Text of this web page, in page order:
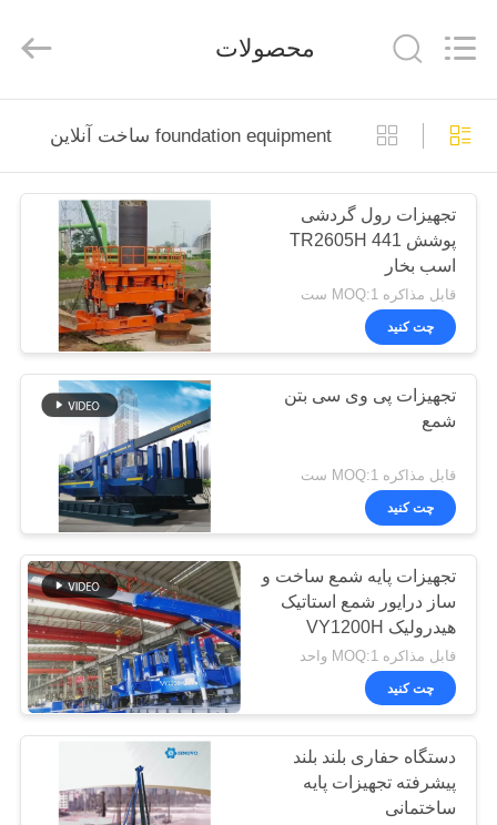
خانه
محصولات
نمایش
VR
درباره
کارخانه
کنترل
کیفیت
ما
تماس
بگیرید
ελληνικά
本語
Tiếng
ไทย
هیدرولیک
فروشنده.
Industry
Rights
Reserved.
محصولات
foundation equipment ساخت آنلاین
تجهیزات رول گردشی
پوشش TR2605H 441
اسب بخار
قابل مذاکره MOQ:1 ست
چت کنید
تجهیزات پی وی سی بتن
شمع
قابل مذاکره MOQ:1 ست
چت کنید
تجهیزات پایه شمع ساخت و
ساز درایور شمع استاتیک
هیدرولیک VY1200H
صرفه جویی در مصرف
انرژی / راندمان بالا
قابل مذاکره MOQ:1 واحد
چت کنید
دستگاه حفاری بلند بلند
پیشرفته تجهیزات پایه
ساختمانی